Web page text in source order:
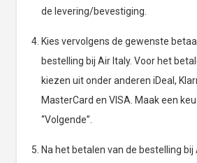
de levering/bevestiging.
Kies vervolgens de gewenste
bestelling bij Air Italy. Voor het
kiezen uit onder anderen iDeal,
MasterCard en VISA. Maak een
“Volgende”.
Na het betalen van de bestelling bij